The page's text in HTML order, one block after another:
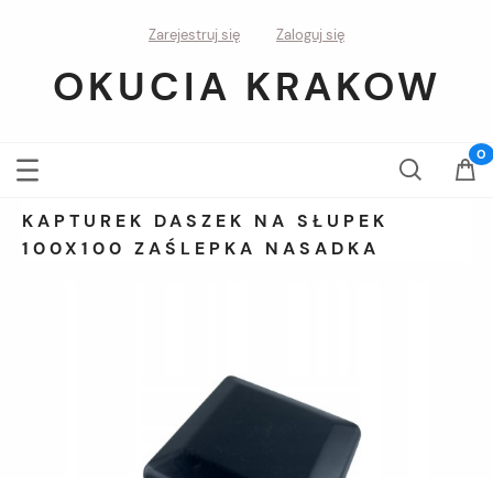
Zarejestruj się Zaloguj się
OKUCIA KRAKOW
KAPTUREK DASZEK NA SŁUPEK
100X100 ZAŚLEPKA NASADKA